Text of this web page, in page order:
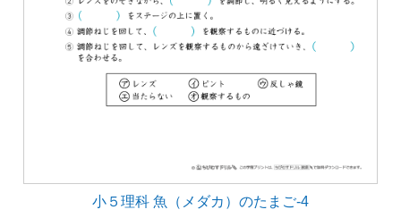
小５理科 魚（メダカ）のたまご-4